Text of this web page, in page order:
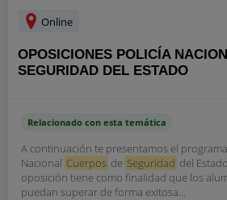
Online
OPOSICIONES POLICÍA
SEGURIDAD DEL ESTADO
Relacionado con esta temática
A continuación te presentamos el
Nacional Cuerpos de Seguridad del
oposición tiene como finalidad que los
puedan superar de forma exitosa...